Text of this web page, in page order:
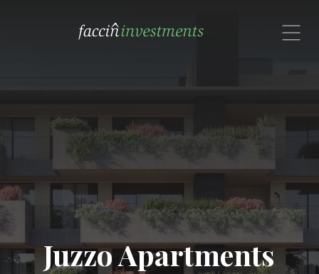
com um especialista no Brasil.
Contate-nos por email ou
Whatsapp: (11) 91308-9191
 
Juzzo Apartments